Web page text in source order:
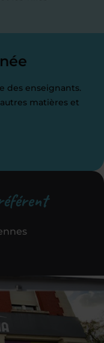
des enseignants.
matières et